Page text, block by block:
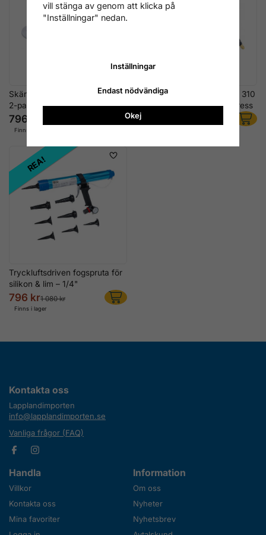
Skärkniv halvrund 2×36 mm,
2-pack
796 kr
Finns i lager
Tryckluftsdriven fogspruta 310
ml – Professionell patronpress
876 kr
REA!
Tryckluftsdriven fogspruta för
silikon & lim – 1/4"
796 kr1 080 kr
Finns i lager
Kontakta oss
Lapplandimporten
info@lapplandimporten.se
Vanliga frågor (FAQ)
Handla
Villkor
Kontakta oss
Mina favoriter
Information
Om oss
Nyheter
Nyhetsbrev
vill stänga av genom att klicka på
"Inställningar" nedan.
Inställningar
Endast nödvändiga
Okej